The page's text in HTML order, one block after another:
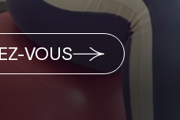
VOUS